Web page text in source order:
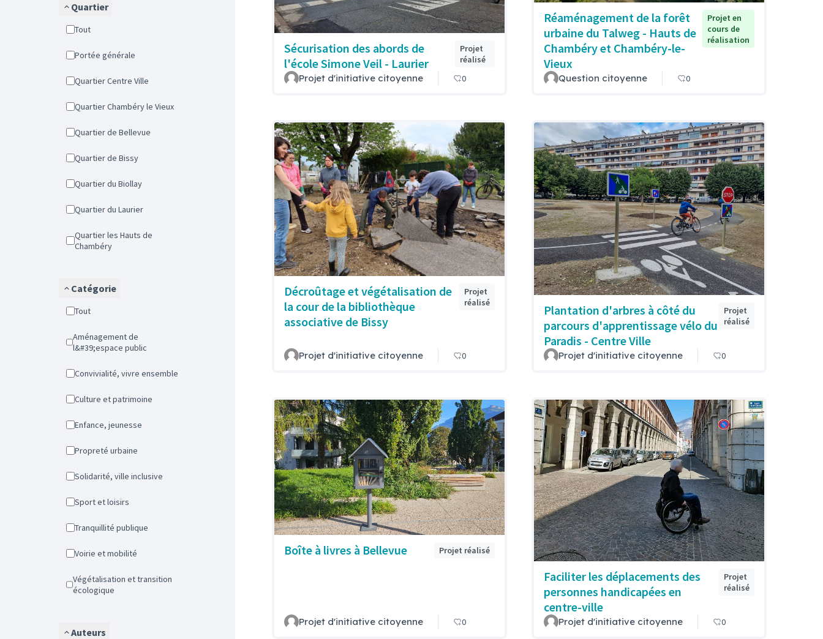
Quartier
Tout
Portée générale
Quartier Centre Ville
Quartier Chambéry le Vieux
Quartier de Bellevue
Quartier de Bissy
Quartier du Biollay
Quartier du Laurier
Quartier les Hauts de
Chambéry
Catégorie
Tout
Aménagement de
l&#39;espace public
Convivialité, vivre ensemble
Culture et patrimoine
Enfance, jeunesse
Propreté urbaine
Solidarité, ville inclusive
Sport et loisirs
Tranquillité publique
Voirie et mobilité
Végétalisation et transition
écologique
Auteurs
Sécurisation des abords de
l'école Simone Veil - Laurier
Projet
réalisé
Projet d'initiative citoyenne 0
Réaménagement de la forêt
urbaine du Talweg - Hauts de
Chambéry et Chambéry-le-
Vieux
Projet en
cours de
réalisation
Question citoyenne 0
Décroûtage et végétalisation de
la cour de la bibliothèque
associative de Bissy
Projet
réalisé
Projet d'initiative citoyenne 0
Plantation d'arbres à côté du
parcours d'apprentissage vélo du
Paradis - Centre Ville
Projet
réalisé
Projet d'initiative citoyenne 0
Boîte à livres à Bellevue Projet réalisé
Projet d'initiative citoyenne 0
Faciliter les déplacements des
personnes handicapées en
centre-ville
Projet
réalisé
Projet d'initiative citoyenne 0